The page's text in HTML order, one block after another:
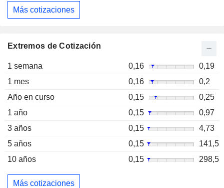
Más cotizaciones
Extremos de Cotización
1 semana 0,16
0,19
1 mes
0,16
0,2
Año en curso
0,15
0,25
1 año
0,15
0,97
3 años
0,15
4,73
5 años
0,15
141,5
10 años
0,15 298,5
Más cotizaciones